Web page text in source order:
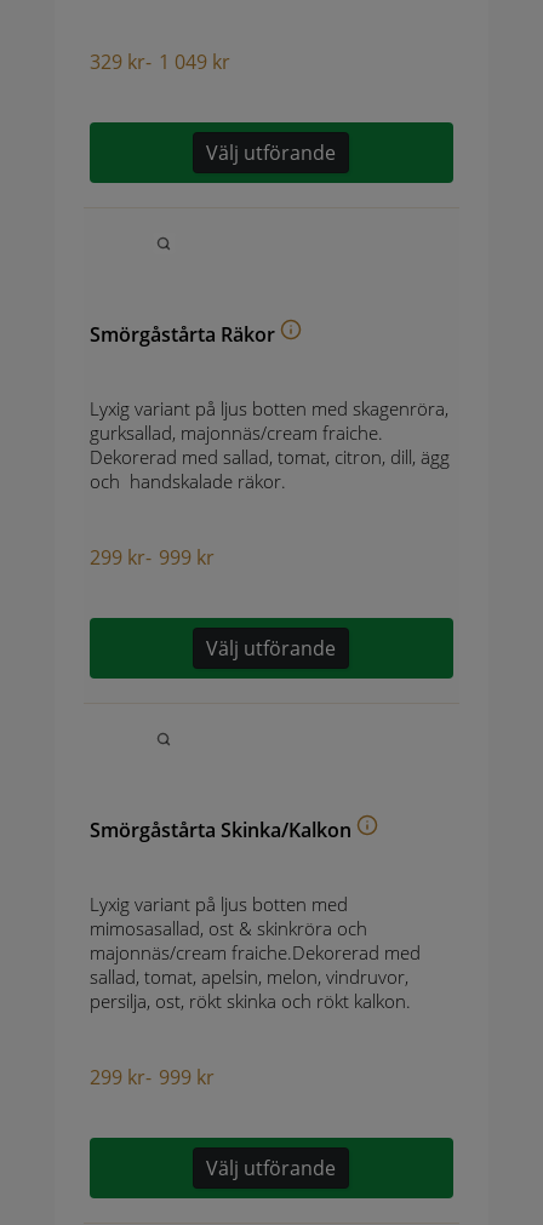
329 kr- 1 049 kr
Välj utförande
Smörgåstårta Räkor
Lyxig variant på ljus botten med skagenröra,
gurksallad, majonnäs/cream fraiche.
Dekorerad med sallad, tomat, citron, dill, ägg
och handskalade räkor.
299 kr- 999 kr
Välj utförande
Smörgåstårta Skinka/Kalkon
Lyxig variant på ljus botten med
mimosasallad, ost & skinkröra och
majonnäs/cream fraiche.Dekorerad med
sallad, tomat, apelsin, melon, vindruvor,
persilja, ost, rökt skinka och rökt kalkon.
299 kr- 999 kr
Välj utförande